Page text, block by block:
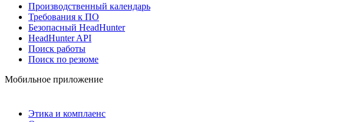
Производственный календарь
Требования к ПО
Безопасный HeadHunter
HeadHunter API
Поиск работы
Поиск по резюме
Мобильное приложение
Этика и комплаенс